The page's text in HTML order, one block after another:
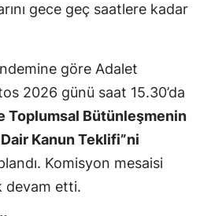
gece geç saatlere kadar
göre Adalet
2026 günü saat 15.30’da
Toplumsal Bütünleşmenin
Kanun Teklifi”ni
Komisyon mesaisi
devam etti.